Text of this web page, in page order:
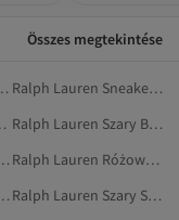
Összes megtekintése
I Kozaki
Ralph Lauren Sneakersy
Ralph Lauren Szary Buty Sportowe
Obuwie
Ralph Lauren Różowy Bluzy
Botki
Ralph Lauren Szary Sneakersy